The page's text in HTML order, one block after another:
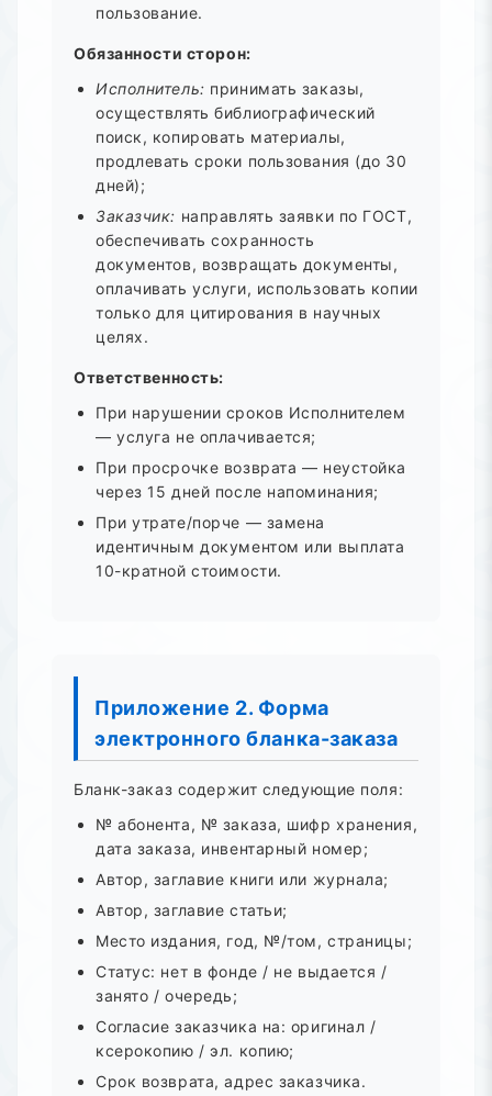
пользование.
Обязанности сторон:
Исполнитель: принимать заказы,
осуществлять библиографический
поиск, копировать материалы,
продлевать сроки пользования (до 30
дней);
Заказчик: направлять заявки по ГОСТ,
обеспечивать сохранность
документов, возвращать документы,
оплачивать услуги, использовать копии
только для цитирования в научных
целях.
Ответственность:
При нарушении сроков Исполнителем
— услуга не оплачивается;
При просрочке возврата — неустойка
через 15 дней после напоминания;
При утрате/порче — замена
идентичным документом или выплата
10-кратной стоимости.
Приложение 2. Форма
электронного бланка-заказа
Бланк-заказ содержит следующие поля:
№ абонента, № заказа, шифр хранения,
дата заказа, инвентарный номер;
Автор, заглавие книги или журнала;
Автор, заглавие статьи;
Место издания, год, №/том, страницы;
Статус: нет в фонде / не выдается /
занято / очередь;
Согласие заказчика на: оригинал /
ксерокопию / эл. копию;
Срок возврата, адрес заказчика.